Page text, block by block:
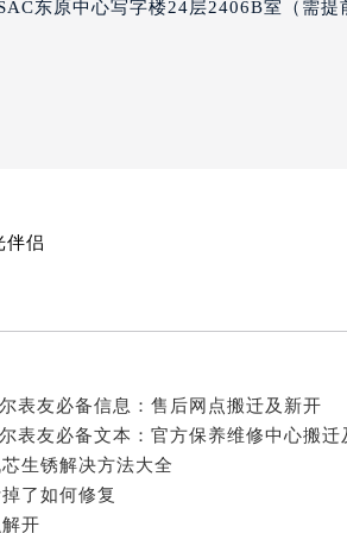
尔售后服务中心（需提前预约）
波尔售后服务中心（北京总部）（需
售后服务中心（需提前预约）
尔售后服务中心（需提前预约）
预约）
提前预约）
需提前预约）
口波尔售后服务中心（需提前预约）
（需提前预约）
东原中心写字楼24层2406B室（需提
伴侣
表友必备信息：售后网点搬迁及新开
生锈解决方法大全
了如何修复
开